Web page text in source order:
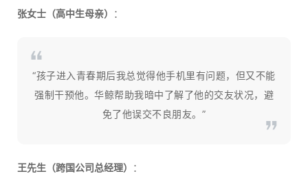
张女士（高中生母亲） ：
“孩子进入青春期后我总觉得他手机里有问题，但又不能
强制干预他。华鲸帮助我暗中了解了他的交友状况，避
免了他误交不良朋友。”
王先生（跨国公司总经理） ：